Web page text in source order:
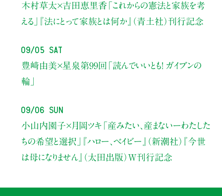
木村草太×吉田恵里香 「これからの憲法と家族を考
える」
『法にとって家族とは何か』（青土社）刊行記念
09/05 Sat
豊﨑由美×星泉 第99回「読んでいいとも！ ガイブンの
輪」
09/06 Sun
小山内園子×月岡ツキ 「産みたい、産まないーわたした
ちの希望と選択」
『ハロー、ベイビー』（新潮社）
『今世
は母になりません』（太田出版）W刊行記念